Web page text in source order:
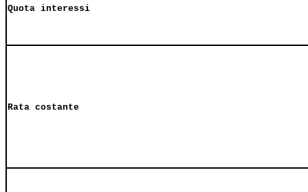
Quota interessi
Rata costante